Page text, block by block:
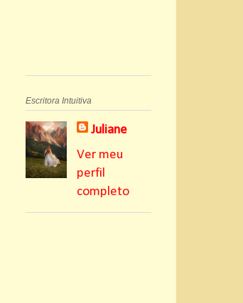
Escritora Intuitiva
Juliane
Ver meu
perfil
completo